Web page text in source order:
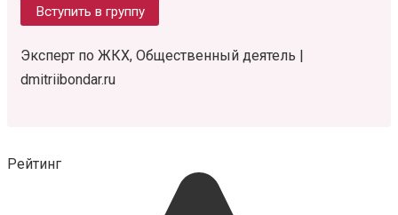
Вступить в группу
Эксперт по ЖКХ, Общественный деятель |
dmitriibondar.ru
Рейтинг